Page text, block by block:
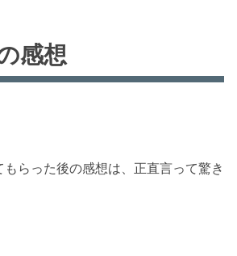
感想
らった後の感想は、正直言って驚き